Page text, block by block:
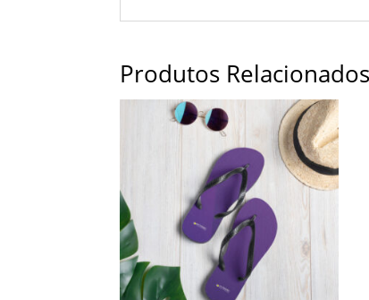
Produtos Relacionados